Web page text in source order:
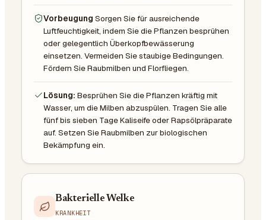
Vorbeugung Sorgen Sie für ausreichende
Luftfeuchtigkeit, indem Sie die Pflanzen besprühen
oder gelegentlich Überkopfbewässerung
einsetzen. Vermeiden Sie staubige Bedingungen.
Fördern Sie Raubmilben und Florfliegen.
Lösung: Besprühen Sie die Pflanzen kräftig mit
Wasser, um die Milben abzuspülen. Tragen Sie alle
fünf bis sieben Tage Kaliseife oder Rapsölpräparate
auf. Setzen Sie Raubmilben zur biologischen
Bekämpfung ein.
Bakterielle Welke
KRANKHEIT